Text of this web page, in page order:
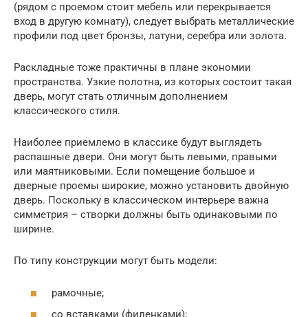
(рядом с проемом стоит мебель или перекрывается
вход в другую комнату), следует выбрать металлические
профили под цвет бронзы, латуни, серебра или золота.
Раскладные тоже практичны в плане экономии
пространства. Узкие полотна, из которых состоит такая
дверь, могут стать отличным дополнением
классического стиля.
Наиболее приемлемо в классике будут выглядеть
распашные двери. Они могут быть левыми, правыми
или маятниковыми. Если помещение большое и
дверные проемы широкие, можно установить двойную
дверь. Поскольку в классическом интерьере важна
симметрия – створки должны быть одинаковыми по
ширине.
По типу конструкции могут быть модели:
рамочные;
со вставками (филенками);